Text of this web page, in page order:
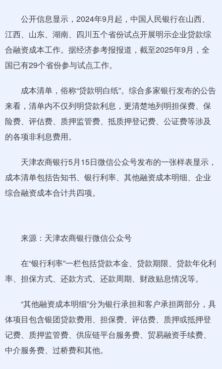
公开信息显示，2024年9月起，中国人民银行在山西、
江西、山东、湖南、四川五个省份试点开展明示企业贷款综
合融资成本工作。据经济参考报报道，截至2025年9月，全
国已有29个省份参与试点工作。
成本清单，俗称“贷款明白纸”。综合多家银行发布的公告
来看，清单内不仅列明贷款利息，更清楚地列明担保费、保
险费、评估费、质押监管费、抵质押登记费、公证费等涉及
的各项非利息费用。
天津农商银行5月15日微信公众号发布的一张样表显示，
成本清单包括告知书、银行利率、其他融资成本明细、企业
综合融资成本合计共四项。
来源：天津农商银行微信公众号
在“银行利率”一栏包括贷款本金、贷款期限、贷款年化利
率、担保方式、还款方式、还款周期、财政贴息情况等。
“其他融资成本明细”分为银行承担和客户承担两部分，具
体项目包含银团贷款费用、担保费、评估费、质押或抵押登
记费、质押监管费、供应链平台服务费、贸易融资手续费、
中介服务费、过桥费和其他。